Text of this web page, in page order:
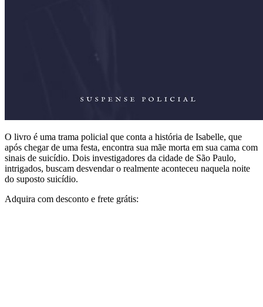
O livro é uma trama policial que conta a história de Isabelle, que
após chegar de uma festa, encontra sua mãe morta em sua cama com
sinais de suicídio. Dois investigadores da cidade de São Paulo,
intrigados, buscam desvendar o realmente aconteceu naquela noite
do suposto suicídio.
Adquira com desconto e frete grátis: